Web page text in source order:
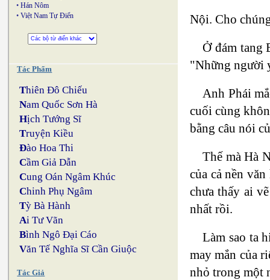
• Hán Nôm
• Việt Nam Tự Điển
Tác Phẩm
Thiên Đô Chiếu
Nam Quốc Sơn Hà
Hịch Tướng Sĩ
Truyện Kiều
Đào Hoa Thi
Cầm Giả Dẫn
Cung Oán Ngâm Khúc
Chinh Phụ Ngâm
Tỳ Bà Hành
Ai Tư Vãn
Bình Ngô Đại Cáo
Văn Tế Nghĩa Sĩ Cần Giuộc
Tác Giả
Nội. Cho
Ở đám tang
"Những người
Anh Phái
cuối cùng
bằng câu nói
Thế mà Hà
của cả nền
chưa thấy ai
nhất rồi.
Làm sao ta
may mắn của
nhỏ trong một